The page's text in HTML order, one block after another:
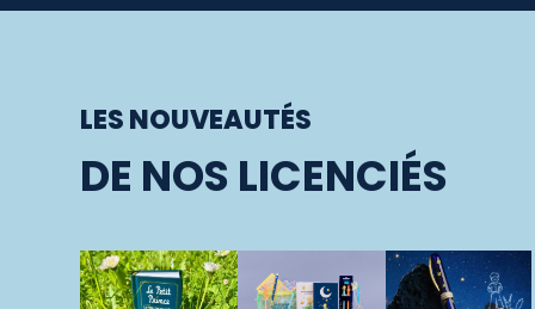
LES NOUVEAUTÉS
DE NOS LICENCIÉS